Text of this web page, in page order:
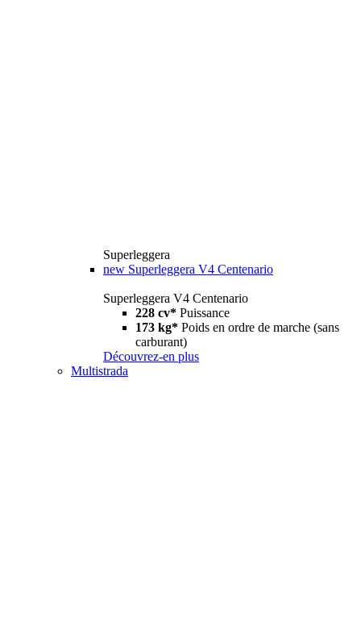
Superleggera
new Superleggera V4 Centenario
Superleggera V4 Centenario
228 cv* Puissance
173 kg* Poids en ordre de marche (sans
carburant)
Découvrez-en plus
Multistrada